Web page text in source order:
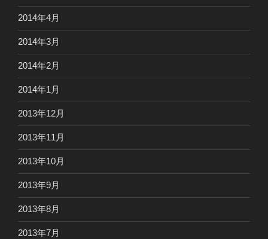
2014年4月
2014年3月
2014年2月
2014年1月
2013年12月
2013年11月
2013年10月
2013年9月
2013年8月
2013年7月